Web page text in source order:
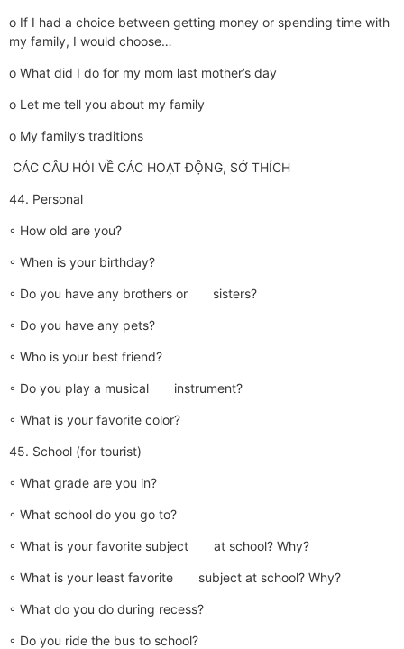
o If I had a choice between getting money or spending time with
my family, I would choose…
o What did I do for my mom last mother’s day
o Let me tell you about my family
o My family’s traditions
CÁC CÂU HỎI VỀ CÁC HOẠT ĐỘNG, SỞ THÍCH
44. Personal
◦ How old are you?
◦ When is your birthday?
◦ Do you have any brothers or sisters?
◦ Do you have any pets?
◦ Who is your best friend?
◦ Do you play a musical instrument?
◦ What is your favorite color?
45. School (for tourist)
◦ What grade are you in?
◦ What school do you go to?
◦ What is your favorite subject at school? Why?
◦ What is your least favorite subject at school? Why?
◦ What do you do during recess?
◦ Do you ride the bus to school?